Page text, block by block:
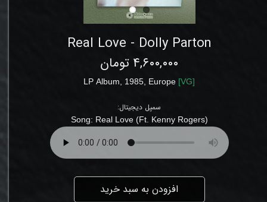
Real Love - Dolly Parton
۴,۶۰۰,۰۰۰ تومان
LPAlbum, 1985, Europe [VG]
سمپل دیجیتال:
Song: Real Love (Ft. Kenny Rogers)
افزودن به سبد خرید